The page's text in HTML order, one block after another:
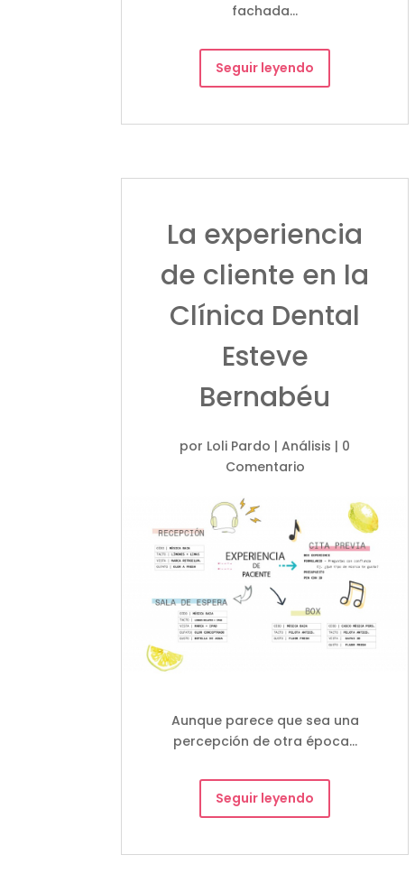
fachada…
Seguir leyendo
La experiencia
de cliente en la
Clínica Dental
Esteve
Bernabéu
por Loli Pardo |Análisis | 0
Comentario
Aunque parece que sea una
percepción de otra época…
Seguir leyendo